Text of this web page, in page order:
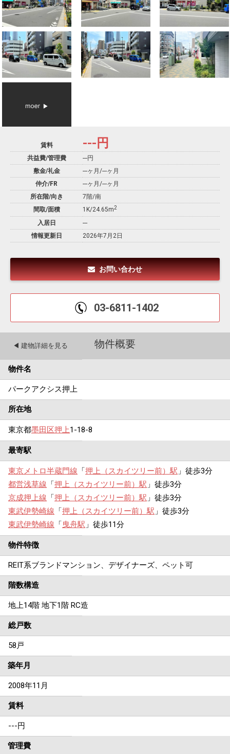
賃料 --- 円
共益費/管理費
---円
敷金/礼金
---ヶ月 /---ヶ月
仲介/FR
---ヶ月 /---ヶ月
所在階/向き
7階/南
間取/面積
1K/24.65m2
入居日
---
情報更新日
2026年7月2日
お問い合わせ
03-6811-1402
物件概要
◀︎ 建物詳細を見る
物件名
パークアクシス押上
所在地
東京都墨田区押上1-18-8
最寄駅
東京メトロ半蔵門線 「押上（スカイツリー前）駅 」徒歩3分
都営浅草線 「押上（スカイツリー前）駅 」徒歩3分
京成押上線 「押上（スカイツリー前）駅 」徒歩3分
東武伊勢崎線 「押上（スカイツリー前）駅 」徒歩3分
東武伊勢崎線 「曳舟駅 」徒歩11分
物件特徴
REIT系ブランドマンション、デザイナーズ、ペット可
階数構造
地上14階 地下1階 RC造
総戸数
58戸
築年月
2008年11月
賃料
---円
管理費